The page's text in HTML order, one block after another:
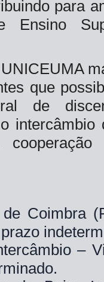
para
Ensino
que
de
intercâmbio
cooperação
de Coimbra
–